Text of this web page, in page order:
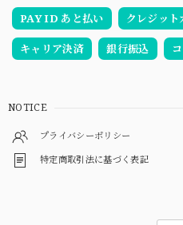
PAY ID あと払い
クレジット
キャリア決済 銀行振込
NOTICE
プライバシーポリシー
特定商取引法に基づく表記